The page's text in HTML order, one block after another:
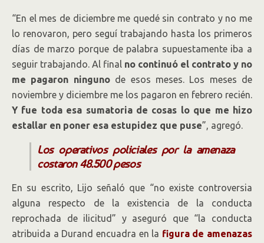
“En el mes de diciembre me quedé sin contrato y no me
lo renovaron, pero seguí trabajando hasta los primeros
días de marzo porque de palabra supuestamente iba a
seguir trabajando. Al final no continuó el contrato y no
me pagaron ninguno de esos meses. Los meses de
noviembre y diciembre me los pagaron en febrero recién.
Y fue toda esa sumatoria de cosas lo que me hizo
estallar en poner esa estupidez que puse”, agregó.
Los operativos policiales por la amenaza
costaron 48.500 pesos
En su escrito, Lijo señaló que “no existe controversia
alguna respecto de la existencia de la conducta
reprochada de ilicitud” y aseguró que “la conducta
atribuida a Durand encuadra en la figura de amenazas